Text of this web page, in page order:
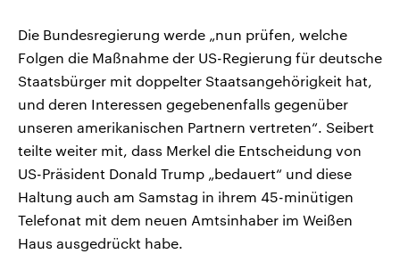
Die Bundesregierung werde „nun prüfen, welche
Folgen die Maßnahme der US-Regierung für deutsche
Staatsbürger mit doppelter Staatsangehörigkeit hat,
und deren Interessen gegebenenfalls gegenüber
unseren amerikanischen Partnern vertreten“. Seibert
teilte weiter mit, dass Merkel die Entscheidung von
US-Präsident Donald Trump „bedauert“ und diese
Haltung auch am Samstag in ihrem 45-minütigen
Telefonat mit dem neuen Amtsinhaber im Weißen
Haus ausgedrückt habe.